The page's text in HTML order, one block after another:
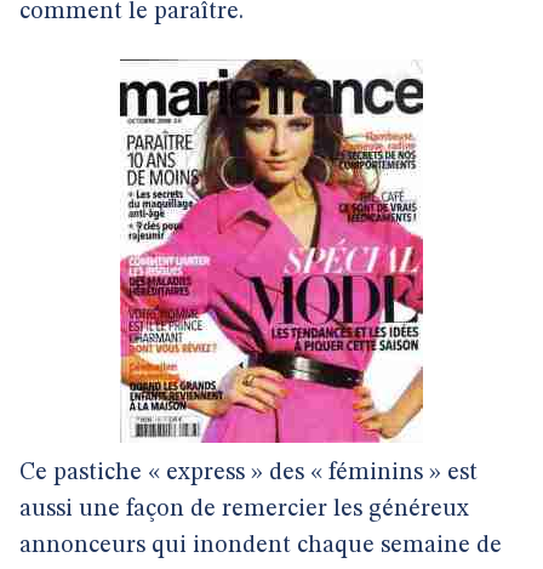
comment le paraître.
Ce pastiche « express » des « féminins » est
aussi une façon de remercier les généreux
annonceurs qui inondent chaque semaine de